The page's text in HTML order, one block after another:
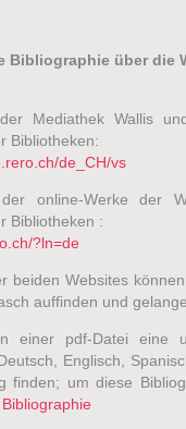
Bibliographie über die
Mediathek Wallis
Bibliotheken:
de_CH/vs
online-Werke der
Bibliotheken :
?ln=de
beiden Websites
auffinden und
einer pdf-Datei eine
Englisch,
finden; um diese